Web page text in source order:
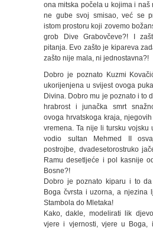
ona mitska počela u kojima i naš
ne gube svoj smisao, već se
istom prostoru koji zovemo
grob Dive Grabovčeve?! I
pitanja. Evo zašto je kipareva
zašto nije mala, ni jednostavna?!
Dobro je poznato Kuzmi
ukorijenjena u svijest ovoga
Divina. Dobro mu je poznato i to
hrabrost i junačka smrt
ovoga hrvatskoga kraja,
vremena. Ta nije li tursku vojsku
vodio sultan Mehmed II
postrojbe, dvadesetorostruko
Ramu desetljeće i pol kasnije
Bosne?!
Dobro je poznato kiparu i to
Boga čvrsta i uzorna, a njezina
Stambola do Mletaka!
Kako, dakle, modelirati lik
vjere i vjernosti, vjere u Boga,